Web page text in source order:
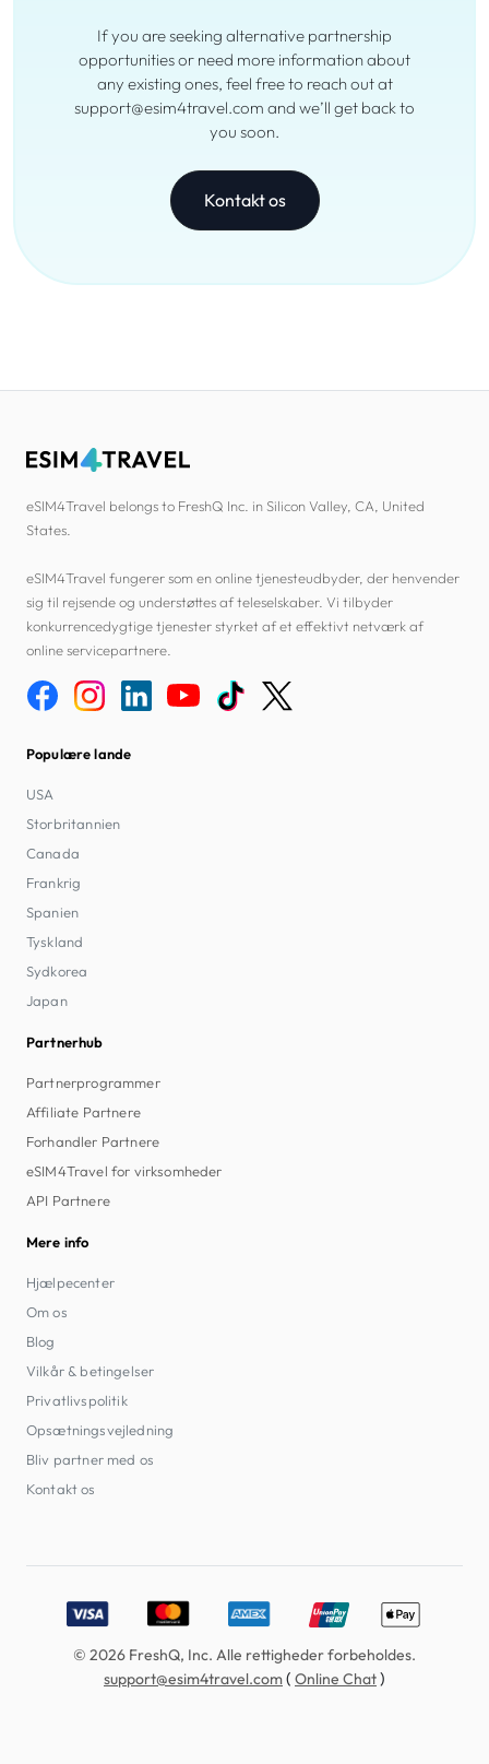
If you are seeking alternative partnership
opportunities or need more information about
any existing ones, feel free to reach out at
support@esim4travel.com and we’ll get back to
you soon.
Kontakt os
eSIM4Travel belongs to FreshQ Inc. in Silicon Valley, CA, United
States.
eSIM4Travel fungerer som en online tjenesteudbyder, der henvender
sig til rejsende og understøttes af teleselskaber. Vi tilbyder
konkurrencedygtige tjenester styrket af et effektivt netværk af
online servicepartnere.
Populære lande
USA
Storbritannien
Canada
Frankrig
Spanien
Tyskland
Sydkorea
Japan
Partnerhub
Partnerprogrammer
Affiliate Partnere
Forhandler Partnere
eSIM4Travel for virksomheder
API Partnere
Mere info
Hjælpecenter
Om os
Blog
Vilkår & betingelser
Privatlivspolitik
Opsætningsvejledning
Bliv partner med os
Kontakt os
Accepted payment methods: Visa, MasterCard, American
© 2026 FreshQ, Inc. Alle rettigheder forbeholdes.
support@esim4travel.com( Online Chat)